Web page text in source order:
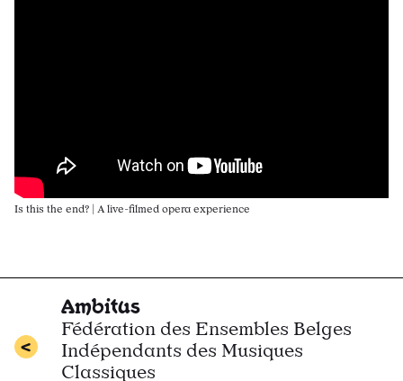
Is this the end? | A live-filmed opera experience
Ambitus
Fédération des Ensembles Belges
Indépendants des Musiques
Classiques